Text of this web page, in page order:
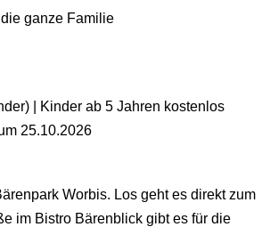
ganze Familie
| Kinder ab 5 Jahren kostenlos
25.10.2026
Worbis. Los geht es direkt zum
im Bistro Bärenblick gibt es für die